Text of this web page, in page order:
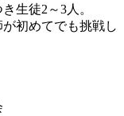
生徒2～3人。
初めてでも挑戦し